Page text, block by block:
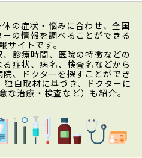
の症状・悩みに合わせ、全国
の情報を調べることができる
サイトです。
診療時間、医院の特徴などの
症状、病名、検査名などから
、ドクターを探すことができ
自取材に基づき、ドクターに
な治療・検査など）も紹介。